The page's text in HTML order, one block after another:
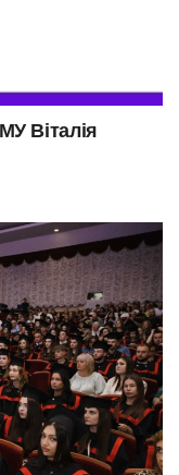
Віталія